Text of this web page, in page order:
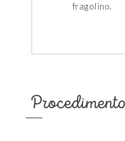
fragolino.
Procedimento